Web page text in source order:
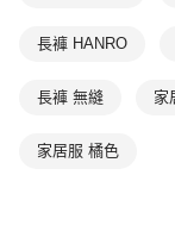
長褲 HANRO
長褲 無縫 家
家居服 橘色